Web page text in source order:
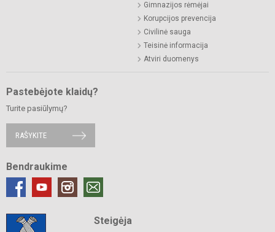
Gimnazijos rėmėjai
Korupcijos prevencija
Civilinė sauga
Teisinė informacija
Atviri duomenys
Pastebėjote klaidų?
Turite pasiūlymų?
RAŠYKITE
Bendraukime
Steigėja